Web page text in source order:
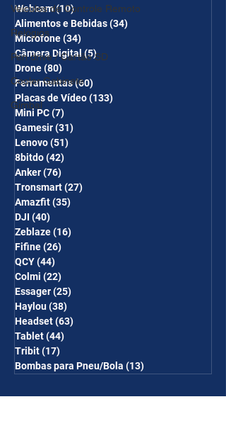
Veículos de Controle Remoto
Relógios
Pen drive / Cartão SD
Cooler Gabinete
Gimbal
Webcam(10)10 posts
Alimentos e Bebidas(34)
Microfone(34)
Câmera Digital(5)5 posts
Drone(80)
Ferramentas(60)
Placas de Vídeo(133)
Mini PC(7)
Gamesir(31)
Lenovo(51)
8bitdo(42)
Anker(76)
Tronsmart(27)
Amazfit(35)
DJI (40)
Zeblaze(16)
Fifine(26)
QCY(44)
Colmi (22)
Essager(25)
Haylou(38)
Headset(63)
Tablet(44)
Tribit(17)
Bombas para Pneu/Bola (13)